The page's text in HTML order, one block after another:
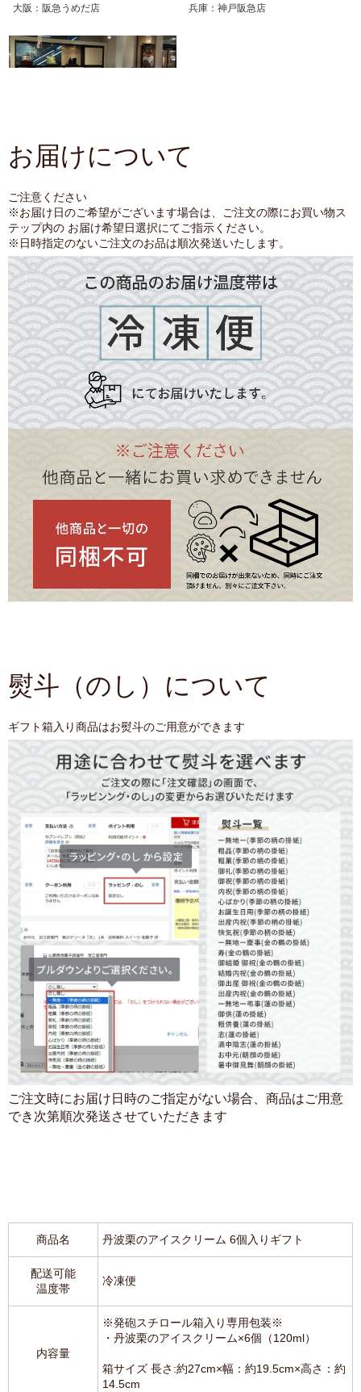
お届けについて
ご注意ください
※お届け日のご希望がございます場合は、ご注文の際にお買い物ス
テップ内の お届け希望日選択にてご指示ください。
※日時指定のないご注文のお品は順次発送いたします。
熨斗（のし）について
ギフト箱入り商品はお熨斗のご用意ができます
ご注文時にお届け日時のご指定がない場合、商品はご用意
でき次第順次発送させていただきます
商品名 丹波栗のアイスクリーム 6個入りギフト
配送可能
温度帯
冷凍便
内容量
※発砲スチロール箱入り専用包装※
・丹波栗のアイスクリーム×6個（120ml）
箱サイズ 長さ:約27cm×幅：約19.5cm×高さ：約
14.5cm